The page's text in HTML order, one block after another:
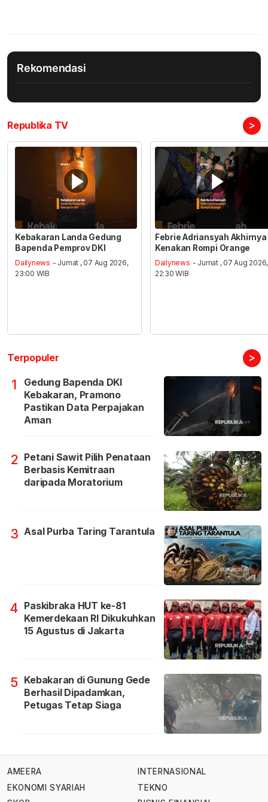
Rekomendasi
Republika TV >
Kebakaran Landa Gedung
Bapenda Pemprov DKI
Dailynews - Jumat , 07 Aug 2026,
23:00 WIB
Febrie Adriansyah Akhirnya
Kenakan Rompi Orange
Dailynews - Jumat , 07 Aug 2026,
22:30 WIB
Terpopuler >
1
Gedung Bapenda DKI
Kebakaran, Pramono
Pastikan Data Perpajakan
Aman
2 Petani Sawit Pilih Penataan
Berbasis Kemitraan
daripada Moratorium
3 Asal Purba Taring Tarantula
4 Paskibraka HUT ke-81
Kemerdekaan RI Dikukuhkan
15 Agustus di Jakarta
5 Kebakaran di Gunung Gede
Berhasil Dipadamkan,
Petugas Tetap Siaga
AMEERA
EKONOMI SYARIAH
INTERNASIONAL
TEKNO